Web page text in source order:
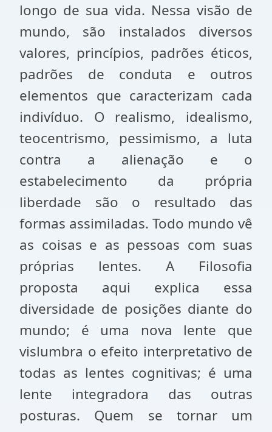
longo de sua vida. Nessa visão de
mundo, são instalados diversos
valores, princípios, padrões éticos,
padrões de conduta e outros
elementos que caracterizam cada
indivíduo. O realismo, idealismo,
teocentrismo, pessimismo, a luta
contra a alienação e o
estabelecimento da própria
liberdade são o resultado das
formas assimiladas. Todo mundo vê
as coisas e as pessoas com suas
próprias lentes. A Filosofia
proposta aqui explica essa
diversidade de posições diante do
mundo; é uma nova lente que
vislumbra o efeito interpretativo de
todas as lentes cognitivas; é uma
lente integradora das outras
posturas. Quem se tornar um